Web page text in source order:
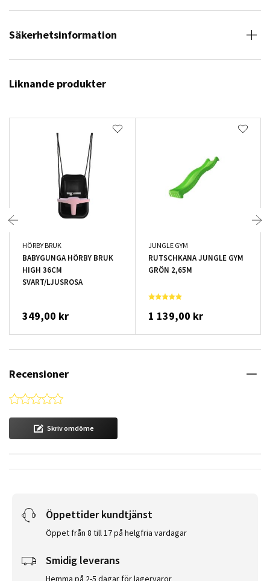
Säkerhetsinformation
Liknande produkter
HÖRBY BRUK
BABYGUNGA HÖRBY BRUK
HIGH 36CM
SVART/LJUSROSA
349,00 kr
JUNGLE GYM
RUTSCHKANA JUNGLE GYM
GRÖN 2,65M
1 139,00 kr
Recensioner
0.0 star rating
Skriv omdöme
Öppettider kundtjänst
Öppet från 8 till 17 på helgfria vardagar
Smidig leverans
Hemma på 2-5 dagar för lagervaror